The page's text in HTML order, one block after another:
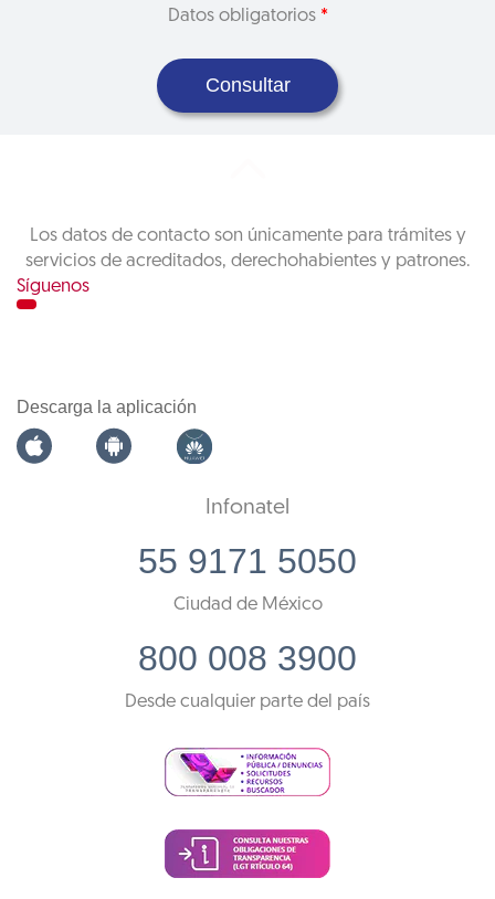
Datos obligatorios *
Consultar
Los datos de contacto son únicamente para trámites y
servicios de acreditados, derechohabientes y patrones.
Síguenos
Descarga la aplicación
Infonatel
55 9171 5050
Ciudad de México
800 008 3900
Desde cualquier parte del país